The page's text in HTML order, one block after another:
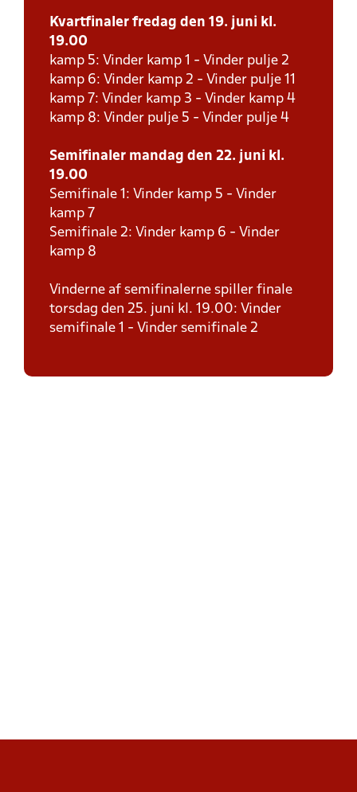
Kvartfinaler fredag den 19. juni kl.
19.00
kamp 5: Vinder kamp 1 - Vinder pulje 2
kamp 6: Vinder kamp 2 - Vinder pulje 11
kamp 7: Vinder kamp 3 - Vinder kamp 4
kamp 8: Vinder pulje 5 - Vinder pulje 4
Semifinaler mandag den 22. juni kl.
19.00
Semifinale 1: Vinder kamp 5 - Vinder
kamp 7
Semifinale 2: Vinder kamp 6 - Vinder
kamp 8
Vinderne af semifinalerne spiller finale
torsdag den 25. juni kl. 19.00: Vinder
semifinale 1 - Vinder semifinale 2